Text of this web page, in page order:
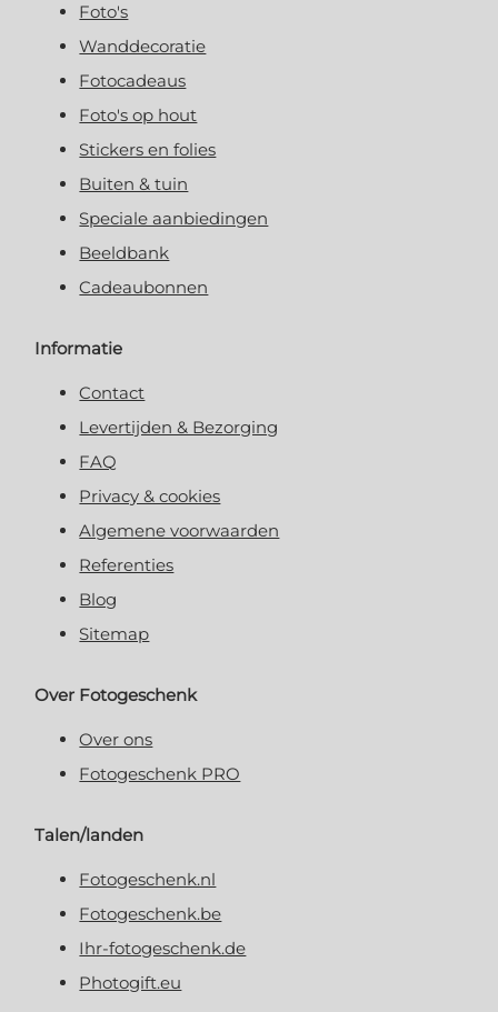
Foto's
Wanddecoratie
Fotocadeaus
Foto's op hout
Stickers en folies
Buiten & tuin
Speciale aanbiedingen
Beeldbank
Cadeaubonnen
Informatie
Contact
Levertijden & Bezorging
FAQ
Privacy & cookies
Algemene voorwaarden
Referenties
Blog
Sitemap
Over Fotogeschenk
Over ons
Fotogeschenk PRO
Talen/landen
Fotogeschenk.nl
Fotogeschenk.be
Ihr-fotogeschenk.de
Photogift.eu